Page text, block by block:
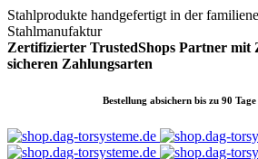
Stahlprodukte handgefertigt in der
Stahlmanufaktur
Zertifizierter TrustedShops Partner mit
sicheren Zahlungsarten
Bestellung absichern bis zu 90